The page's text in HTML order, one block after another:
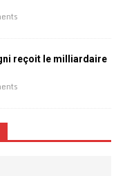
reçoit le milliardaire